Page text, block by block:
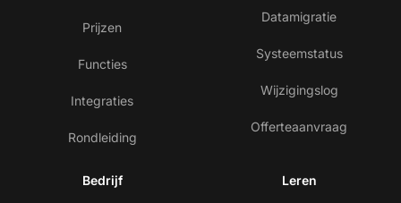
Prijzen
Functies
Integraties
Rondleiding
Datamigratie
Systeemstatus
Wijzigingslog
Offerteaanvraag
Bedrijf Leren